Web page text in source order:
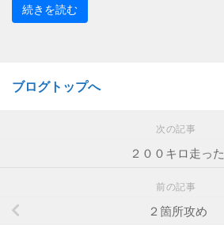
続きを読む
ブログトップへ
次の記事
２００キロ走った
前の記事
２箇所攻め